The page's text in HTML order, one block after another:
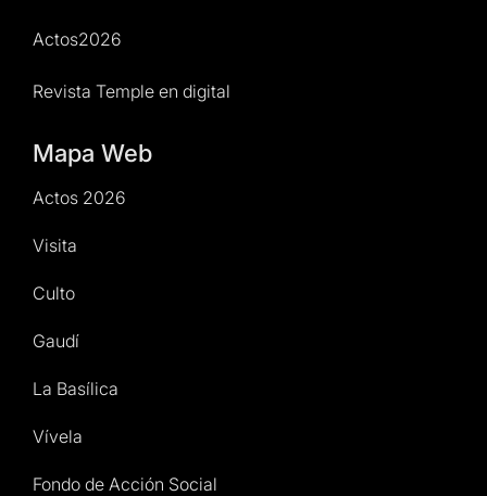
Actos2026
Revista Temple en digital
Mapa Web
Actos 2026
Visita
Culto
Gaudí
La Basílica
Vívela
Fondo de Acción Social